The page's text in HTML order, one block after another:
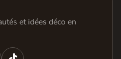
et idées déco en